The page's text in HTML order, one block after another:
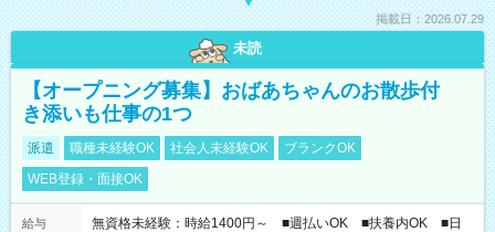
掲載日：2026.07.29
未読
【オープニング募集】おばあちゃんのお散歩付
き添いも仕事の1つ
派遣 職種未経験OK 社会人未経験OK
ブランクOK
WEB登録・面接OK
給与
無資格未経験：時給1400円～ ■週払いOK ■扶養内OK ■日